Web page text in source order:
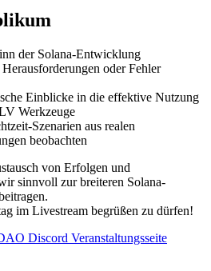
der Solana-Entwicklung
oder Fehler
Einblicke in die effektive Nutzung
Werkzeuge
Szenarien aus realen
beobachten
von Erfolgen und
sinnvoll zur breiteren Solana-
im Livestream begrüßen zu dürfen!
Discord Veranstaltungsseite